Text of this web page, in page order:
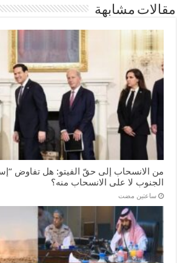
مقالات مشابهة
من الانسحاب إلى حقّ الفيتو: هل تفاوض
الجنوب لا على الانسحاب منه؟
‏ساعتين مضت